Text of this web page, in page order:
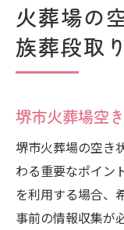
火葬場の
族葬段取
堺市火葬場空
堺市火葬場の空き
わる重要なポイン
を利用する場合、
事前の情報収集が